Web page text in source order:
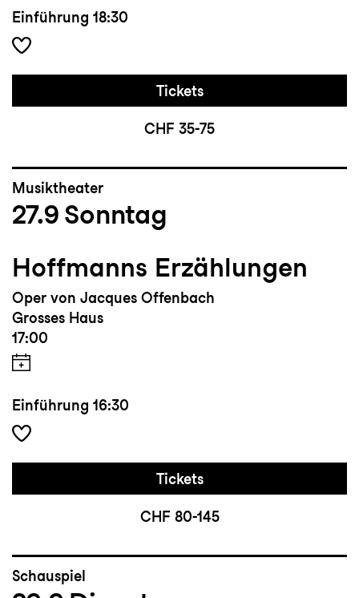
Einführung 18:30
Tickets
CHF 35-75
Musiktheater
27.9 Sonntag
Hoffmanns Erzählungen
Oper von Jacques Offenbach
Grosses Haus
17:00
Einführung 16:30
Tickets
CHF 80-145
Schauspiel